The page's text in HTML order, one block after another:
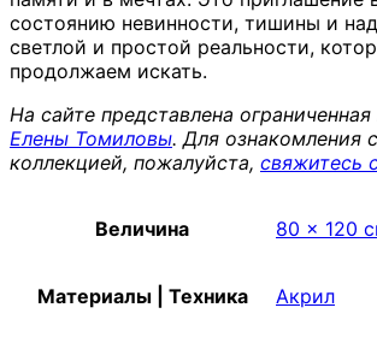
состоянию невинности, тишины и
светлой и простой реальности,
продолжаем искать.
На сайте представлена
Елены Томиловы. Для ознакомления
коллекцией, пожалуйста, свяжитесь
Величина 80 x 120
Материалы | Техника Акрил